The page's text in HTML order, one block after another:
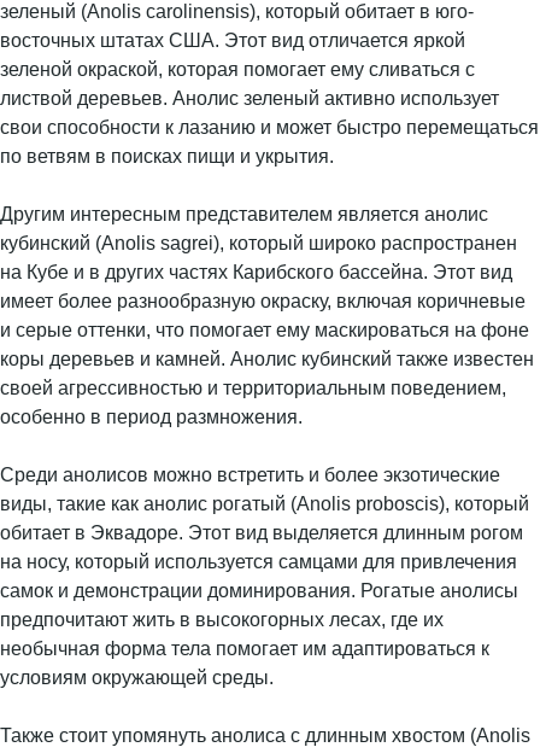
зеленый (Anolis carolinensis), который обитает в юго-
восточных штатах США. Этот вид отличается яркой
зеленой окраской, которая помогает ему сливаться с
листвой деревьев. Анолис зеленый активно использует
свои способности к лазанию и может быстро перемещаться
по ветвям в поисках пищи и укрытия.
Другим интересным представителем является анолис
кубинский (Anolis sagrei), который широко распространен
на Кубе и в других частях Карибского бассейна. Этот вид
имеет более разнообразную окраску, включая коричневые
и серые оттенки, что помогает ему маскироваться на фоне
коры деревьев и камней. Анолис кубинский также известен
своей агрессивностью и территориальным поведением,
особенно в период размножения.
Среди анолисов можно встретить и более экзотические
виды, такие как анолис рогатый (Anolis proboscis), который
обитает в Эквадоре. Этот вид выделяется длинным рогом
на носу, который используется самцами для привлечения
самок и демонстрации доминирования. Рогатые анолисы
предпочитают жить в высокогорных лесах, где их
необычная форма тела помогает им адаптироваться к
условиям окружающей среды.
Также стоит упомянуть анолиса с длинным хвостом (Anolis